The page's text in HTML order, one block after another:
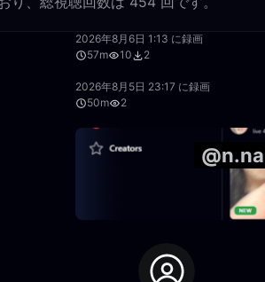
2026年8月6日 1:13 に録画
57m
10 2
2026年8月5日 23:17 に録画
50m
2